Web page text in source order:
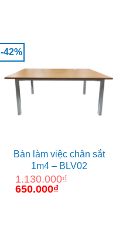
-42%
Bàn làm việc chân sắt
1m4 – BLV02
1.130.000₫
Giá
650.000₫Giá